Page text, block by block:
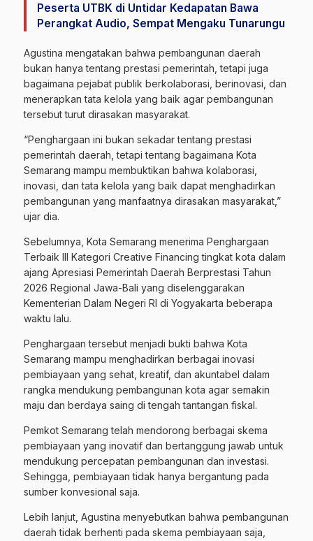
Peserta UTBK di Untidar Kedapatan Bawa
Perangkat Audio, Sempat Mengaku Tunarungu
Agustina mengatakan bahwa pembangunan daerah
bukan hanya tentang prestasi pemerintah, tetapi juga
bagaimana pejabat publik berkolaborasi, berinovasi, dan
menerapkan tata kelola yang baik agar pembangunan
tersebut turut dirasakan masyarakat.
“Penghargaan ini bukan sekadar tentang prestasi
pemerintah daerah, tetapi tentang bagaimana Kota
Semarang mampu membuktikan bahwa kolaborasi,
inovasi, dan tata kelola yang baik dapat menghadirkan
pembangunan yang manfaatnya dirasakan masyarakat,”
ujar dia.
Sebelumnya, Kota Semarang menerima Penghargaan
Terbaik III Kategori Creative Financing tingkat kota dalam
ajang Apresiasi Pemerintah Daerah Berprestasi Tahun
2026 Regional Jawa-Bali yang diselenggarakan
Kementerian Dalam Negeri RI di Yogyakarta beberapa
waktu lalu.
Penghargaan tersebut menjadi bukti bahwa Kota
Semarang mampu menghadirkan berbagai inovasi
pembiayaan yang sehat, kreatif, dan akuntabel dalam
rangka mendukung pembangunan kota agar semakin
maju dan berdaya saing di tengah tantangan fiskal.
Pemkot Semarang telah mendorong berbagai skema
pembiayaan yang inovatif dan bertanggung jawab untuk
mendukung percepatan pembangunan dan investasi.
Sehingga, pembiayaan tidak hanya bergantung pada
sumber konvesional saja.
Lebih lanjut, Agustina menyebutkan bahwa pembangunan
daerah tidak berhenti pada skema pembiayaan saja,